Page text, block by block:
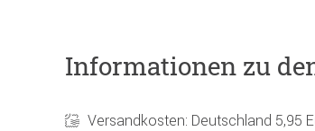
Informationen zu
Versandkosten: Deutschland 5,95